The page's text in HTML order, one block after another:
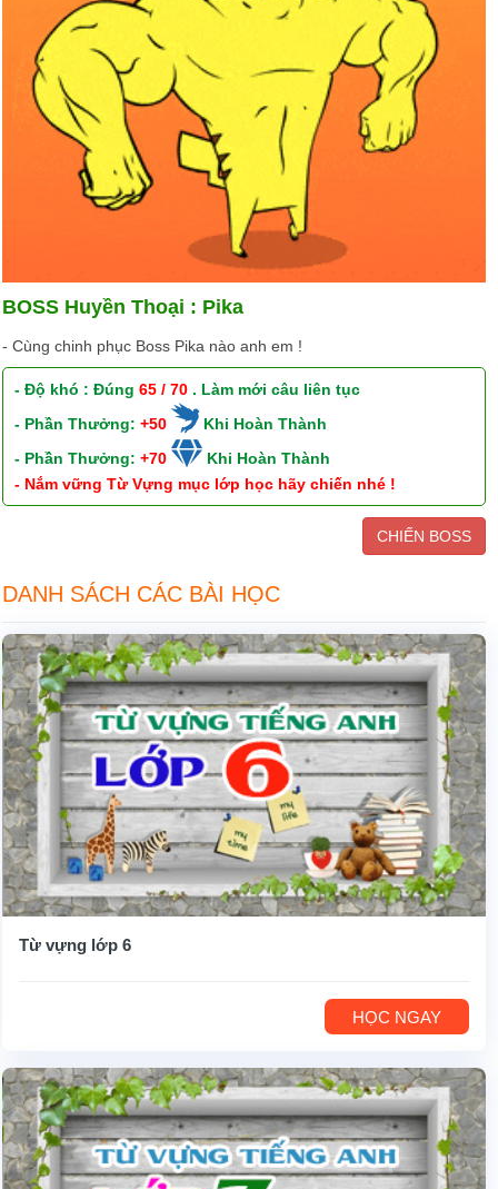
BOSS Huyền Thoại : Pika
- Cùng chinh phục Boss Pika nào anh em !
- Độ khó : Đúng65 / 70 . Làm mới câu liên tục
- Phần Thưởng:+50
Khi Hoàn Thành
- Phần Thưởng:+70
Khi Hoàn Thành
- Nắm vững Từ Vựng mục lớp học hãy chiến nhé !
CHIẾN BOSS
DANH SÁCH CÁC BÀI HỌC
Từ vựng lớp 6
HỌC NGAY